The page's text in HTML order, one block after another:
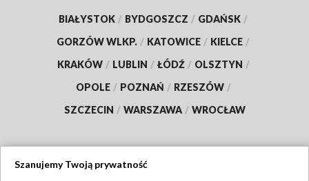
BIAŁYSTOK / BYDGOSZCZ / GDAŃSK /
GORZÓW WLKP. / KATOWICE / KIELCE /
KRAKÓW / LUBLIN / ŁÓDŹ / OLSZTYN /
OPOLE / POZNAŃ / RZESZÓW /
SZCZECIN / WARSZAWA / WROCŁAW
Szanujemy Twoją prywatność